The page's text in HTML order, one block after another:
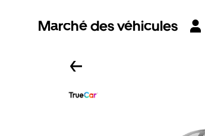
Marché des véhicules